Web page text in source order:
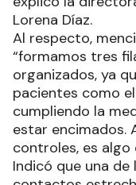
Lorena Díaz.
Al respecto,
“formamos tres
organizados, ya
pacientes como
cumpliendo la
estar encimados.
controles, es algo
Indicó que una